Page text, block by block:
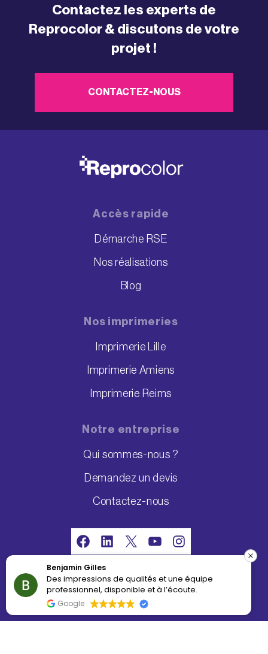
Contactez les experts de
Reprocolor & discutons de votre
projet !
CONTACTEZ-NOUS
Accès rapide
Démarche RSE
Nos réalisations
Blog
Nos imprimeries
Imprimerie Lille
Imprimerie Amiens
Imprimerie Reims
Notre entreprise
Qui sommes-nous ?
Demandez un devis
Contactez-nous
FacebookLinkedIn YouTubeInstagram
Index égalité professionnelle 2026 :
86/100
et une équipe
et à l’écoute.
Top top je
très agréable et